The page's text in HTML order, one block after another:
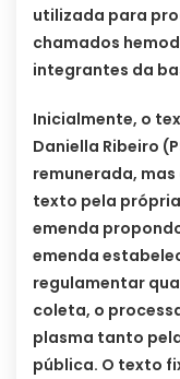
utilizada para
chamados
integrantes da
Inicialmente, o
Daniella Ribeiro
remunerada,
texto pela
emenda
emenda
regulamentar
coleta, o
plasma tanto
pública. O texto